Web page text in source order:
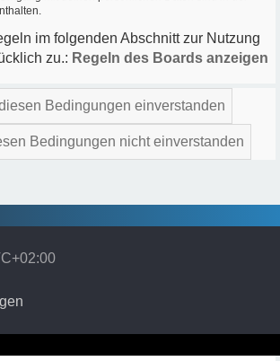
im folgenden Abschnitt zur Nutzung
zu.: Regeln des Boards anzeigen